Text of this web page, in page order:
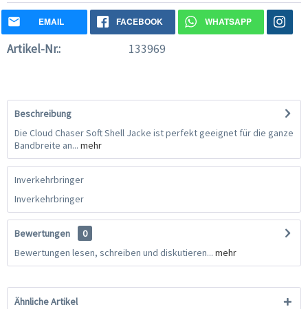
EMAIL FACEBOOK WHATSAPP
Artikel-Nr.: 133969
Beschreibung
Die Cloud Chaser Soft Shell Jacke ist perfekt geeignet für die ganze
Bandbreite an... mehr
Inverkehrbringer
Inverkehrbringer
Bewertungen
0
Bewertungen lesen, schreiben und diskutieren... mehr
Ähnliche Artikel